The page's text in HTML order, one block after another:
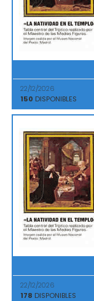
22/12/2026
150 DISPONIBLES
22/12/2026
178 DISPONIBLES